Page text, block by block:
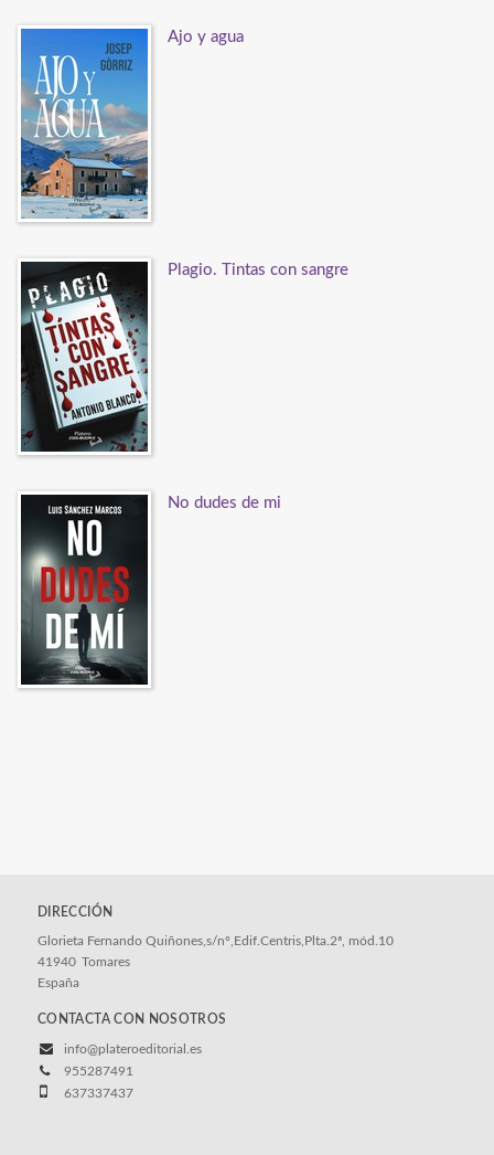
Ajo y agua
Plagio. Tintas con sangre
No dudes de mi
DIRECCIÓN
Glorieta Fernando Quiñones,s/nº,Edif.Centris,Plta.2ª, mód.10
41940 Tomares
España
CONTACTA CON NOSOTROS
info@plateroeditorial.es
955287491
637337437